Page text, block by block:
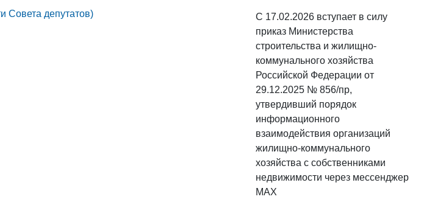
Совета депутатов)
С 17.02.2026 вступает в силу
приказ Министерства
строительства и жилищно-
коммунального хозяйства
Российской Федерации от
29.12.2025 № 856/пр,
утвердивший порядок
информационного
взаимодействия организаций
жилищно-коммунального
хозяйства с собственниками
недвижимости через мессенджер
МАХ